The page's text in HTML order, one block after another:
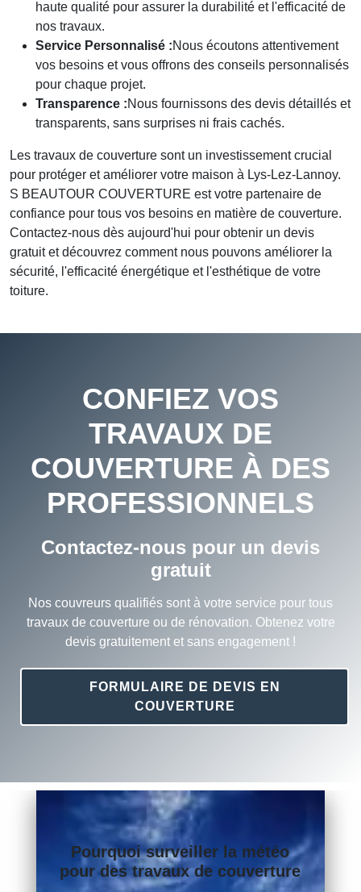
haute qualité pour assurer la durabilité et l'efficacité de
nos travaux.
Service Personnalisé :Nous écoutons attentivement
vos besoins et vous offrons des conseils personnalisés
pour chaque projet.
Transparence :Nous fournissons des devis détaillés et
transparents, sans surprises ni frais cachés.
Les travaux de couverture sont un investissement crucial
pour protéger et améliorer votre maison à Lys-Lez-Lannoy.
S BEAUTOUR COUVERTURE est votre partenaire de
confiance pour tous vos besoins en matière de couverture.
Contactez-nous dès aujourd'hui pour obtenir un devis
gratuit et découvrez comment nous pouvons améliorer la
sécurité, l'efficacité énergétique et l'esthétique de votre
toiture.
CONFIEZ VOS
TRAVAUX DE
COUVERTURE À DES
PROFESSIONNELS
Contactez-nous pour un devis
gratuit
Nos couvreurs qualifiés sont à votre service pour tous
travaux de couverture ou de rénovation. Obtenez votre
devis gratuitement et sans engagement !
FORMULAIRE DE DEVIS EN
COUVERTURE
Pourquoi surveiller la météo
pour des travaux de couverture